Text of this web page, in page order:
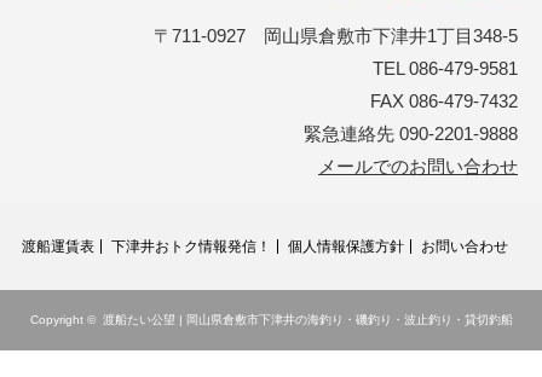
〒711-0927 岡山県倉敷市下津井1丁目348-5
TEL 086-479-9581
FAX 086-479-7432
緊急連絡先 090-2201-9888
メールでのお問い合わせ
渡船運賃表 下津井おトク情報発信！ 個人情報保護方針 お問い合わせ
Copyright © 渡船たい公望 | 岡山県倉敷市下津井の海釣り・磯釣り・波止釣り・貸切釣船